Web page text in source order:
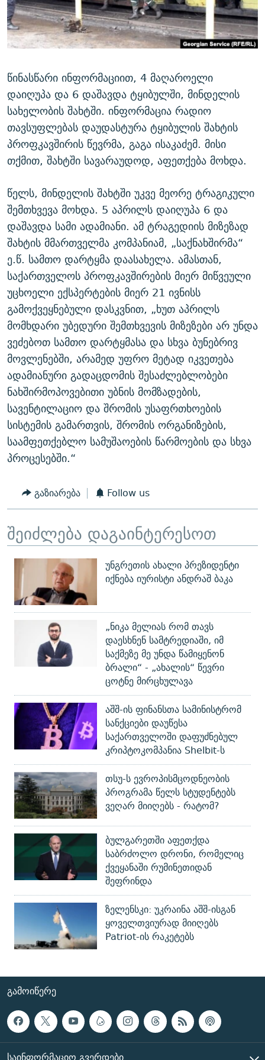
ᲛᲝᲚᲐᲞᲐᲠᲐᲙᲔ ᲢᲔᲥᲡᲢᲔᲑᲘ
ᲨᲘᲜ - ᲣᲪᲮᲝᲔᲗᲨᲘ
ᲐᲛᲔᲠᲘᲙᲣᲚᲘ ᲛᲝᲗᲮᲠᲝᲑᲐ
ᲘᲛᲞᲔᲠᲘᲐ ᲓᲐ ᲠᲐᲓᲘᲝ
ᲩᲔᲛᲘ ᲡᲘᲙᲕᲓᲘᲚᲘᲡ ᲛᲘᲖᲔᲖᲘᲐ COVID-19
11 ᲬᲔᲚᲘ - 11 ᲐᲛᲑᲐᲕᲘ
ᲑᲐᲕᲨᲕᲔᲑᲘ ᲞᲠᲝᲡᲢᲘᲢᲣᲪᲘᲐᲨᲘ - ᲐᲛᲝᲣᲗᲥᲛᲔᲚᲘ ᲐᲛᲑᲐᲕᲘ
5 ᲐᲛᲑᲐᲕᲘ - 20 ᲘᲕᲜᲘᲡᲡ ᲓᲐᲨᲐᲕᲔᲑᲣᲚᲔᲑᲘ
ᲐᲒᲕᲘᲡᲢᲝᲡ ᲝᲛᲘ
ПРИВЕТ ᲙᲣᲚᲢᲣᲠᲐ
ᲒᲐᲛᲝᲘᲬᲔᲠᲔ
რთე/რთ-ის ყველა საიტი
წინასწარი ინფორმაციით, 4 მაღაროელი
დაიღუპა და 6 დაშავდა ტყიბულში, მინდელის
სახელობის შახტში. ინფორმაცია რადიო
თავსუფლებას დაუდასტურა ტყიბულის შახტის
პროფკავშირის წევრმა, გაგა ისაკაძემ. მისი
თქმით, შახტში სავარაუდოდ, აფეთქება მოხდა.
წელს, მინდელის შახტში უკვე მეორე ტრაგიკული
შემთხვევა მოხდა. 5 აპრილს დაიღუპა 6 და
დაშავდა სამი ადამიანი. ამ ტრაგედიის მიზეზად
შახტის მმართველმა კომპანიამ, „საქნახშირმა“
ე.წ. სამთო დარტყმა დაასახელა. ამასთან,
საქართველოს პროფკავშირების მიერ მიწვეული
უცხოელი ექსპერტების მიერ 21 ივნისს
გამოქვეყნებული დასკვნით, „ხუთ აპრილს
მომხდარი უბედური შემთხვევის მიზეზები არ უნდა
ვეძებოთ სამთო დარტყმასა და სხვა ბუნებრივ
მოვლენებში, არამედ უფრო მეტად იკვეთება
ადამიანური გადაცდომის შესაძლებლობები
ნახშირმოპოვებითი უბნის მომზადების,
სავენტილაციო და შრომის უსაფრთხოების
სისტემის გამართვის, შრომის ორგანიზების,
საამფეთქებლო სამუშაოების წარმოების და სხვა
პროცესებში.“
გაზიარება Follow us
შეიძლება დაგაინტერესოთ
უნგრეთის ახალი პრეზიდენტი
იქნება იურისტი ანდრაშ ბაკა
„ნიკა მელიას რომ თავს
დაესხნენ სამტრედიაში, იმ
საქმეზე მე უნდა წამიყენონ
ბრალი“ - „ახალის“ წევრი
ცოტნე მირცხულავა
აშშ-ის ფინანსთა სამინისტრომ
სანქციები დაუწესა
საქართველოში დაფუძნებულ
კრიპტოკომპანია Shelbit-ს
თსუ-ს ევროპისმცოდნეობის
პროგრამა წელს სტუდენტებს
ვეღარ მიიღებს - რატომ?
ბულგარეთში აფეთქდა
საბრძოლო დრონი, რომელიც
ქვეყანაში რუმინეთიდან
შეფრინდა
ზელენსკი: უკრაინა აშშ-ისგან
ყოველთვიურად მიიღებს
Patriot-ის რაკეტებს
ᲒᲐᲛᲝᲘᲬᲔᲠᲔ